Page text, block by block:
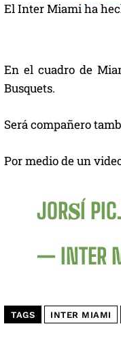
El Inter Miami ha
En el cuadro de
Busquets.
Será compañero
Por medio de un
JOR𝐒Í
— INTER
TAGS INTER MIAMI